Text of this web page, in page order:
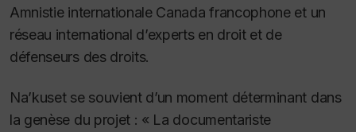
Amnistie internationale Canada francophone et un
réseau international d’experts en droit et de
défenseurs des droits.
Na’kuset se souvient d’un moment déterminant dans
la genèse du projet : « La documentariste